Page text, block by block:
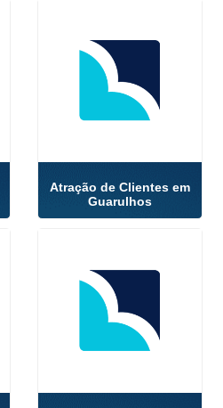
Atração de Clientes em
Guarulhos